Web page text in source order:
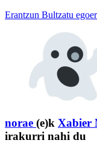
Erantzun Bultzatu
norae (e)k Xabier
irakurri nahi du